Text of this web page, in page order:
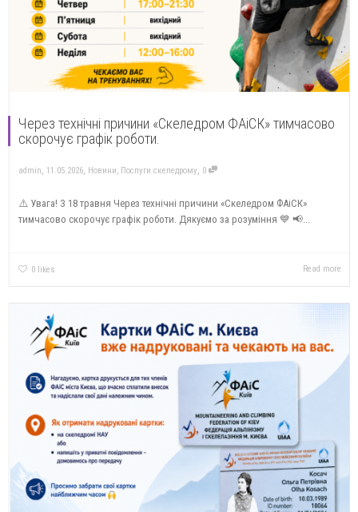
Через технічні причини «Скеледром ФАіСК» тимчасово
скорочує графік роботи.
admin, 11.05.2026, Новини, Послуги скеледрому, 0
⚠️ Увага! З 18 травня Через технічні причини «Скеледром ФАіСК»
тимчасово скорочує графік роботи. Дякуємо за розуміння 💙 📢...
0 likes Read more